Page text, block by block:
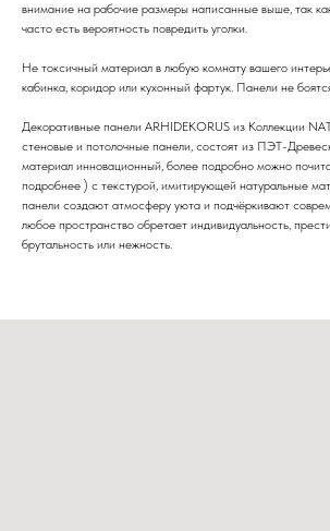
внимание на рабочие размеры написанные выше, так
часто есть вероятность повредить уголки.
Не токсичный материал в любую комнату вашего
кабинка, коридор или кухонный фартук. Панели не
Декоративные панели ARHIDEKORUS из Коллекции
стеновые и потолочные панели, состоят из ПЭТ-
материал инновационный, более подробно можно
подробнее ) с текстурой, имитирующей натуральные
панели создают атмосферу уюта и подчёркивают
любое пространство обретает индивидуальность,
брутальность или нежность.